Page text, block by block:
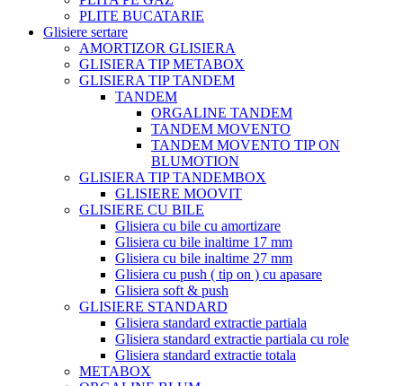
PLITE BUCATARIE
Glisiere sertare
AMORTIZOR GLISIERA
GLISIERA TIP METABOX
GLISIERA TIP TANDEM
TANDEM
ORGALINE TANDEM
TANDEM MOVENTO
TANDEM MOVENTO TIP ON
BLUMOTION
GLISIERA TIP TANDEMBOX
GLISIERE MOOVIT
GLISIERE CU BILE
Glisiera cu bile cu amortizare
Glisiera cu bile inaltime 17 mm
Glisiera cu bile inaltime 27 mm
Glisiera cu push ( tip on ) cu apasare
Glisiera soft & push
GLISIERE STANDARD
Glisiera standard extractie partiala
Glisiera standard extractie partiala cu role
Glisiera standard extractie totala
METABOX